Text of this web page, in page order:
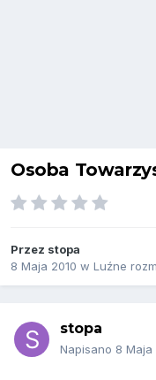
Osoba
Przez stopa
8 Maja 2010 w Luźne
stopa
Napisano 8 Maja